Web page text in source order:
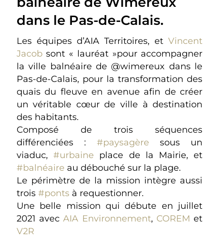
dans le Pas-de-Calais.
Les équipes d’AIA Territoires, etVincent
Jacobsont « lauréat »pour accompagner
la ville balnéaire de @wimereux dans le
Pas-de-Calais, pour la transformation des
quais du fleuve en avenue afin de créer
un véritable cœur de ville à destination
des habitants.
Composé de trois séquences
différenciées : #paysagère sous un
viaduc, #urbaine place de la Mairie, et
#balnéaire au débouché sur la plage.
Le périmètre de la mission intègre aussi
trois #pontsà requestionner.
Une belle mission qui débute en juillet
2021 avecAIA Environnement, COREM et
V2R